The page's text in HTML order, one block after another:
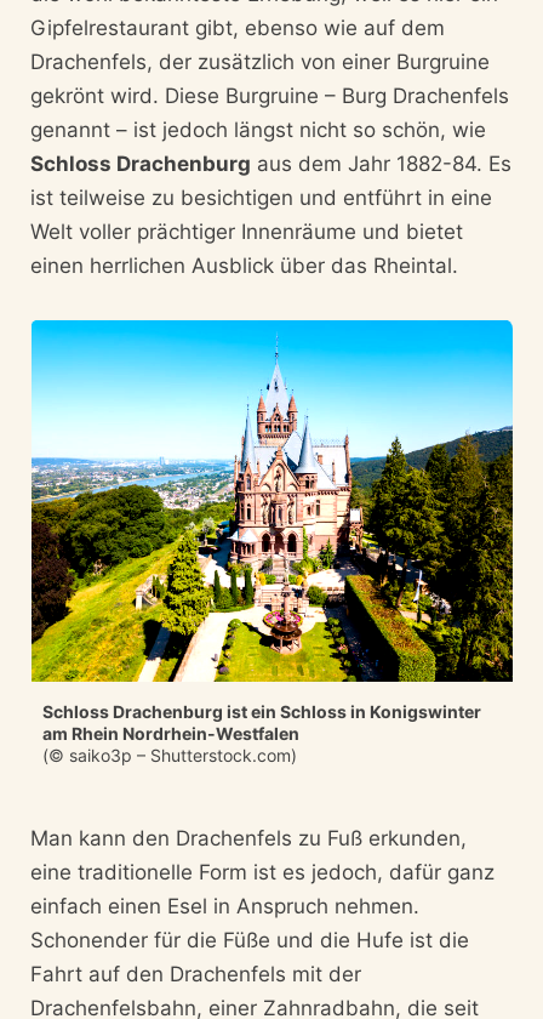
Gipfelrestaurant gibt, ebenso wie auf dem
Drachenfels, der zusätzlich von einer Burgruine
gekrönt wird. Diese Burgruine – Burg Drachenfels
genannt – ist jedoch längst nicht so schön, wie
Schloss Drachenburg aus dem Jahr 1882-84. Es
ist teilweise zu besichtigen und entführt in eine
Welt voller prächtiger Innenräume und bietet
einen herrlichen Ausblick über das Rheintal.
Schloss Drachenburg ist ein Schloss in Konigswinter
am Rhein Nordrhein-Westfalen
(© saiko3p – Shutterstock.com)
Man kann den Drachenfels zu Fuß erkunden,
eine traditionelle Form ist es jedoch, dafür ganz
einfach einen Esel in Anspruch nehmen.
Schonender für die Füße und die Hufe ist die
Fahrt auf den Drachenfels mit der
Drachenfelsbahn, einer Zahnradbahn, die seit